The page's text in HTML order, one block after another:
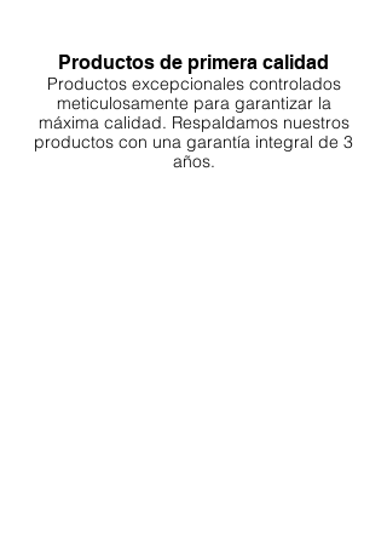
Productos de primera calidad
Productos excepcionales controlados
meticulosamente para garantizar la
máxima calidad. Respaldamos nuestros
productos con una garantía integral de 3
años.